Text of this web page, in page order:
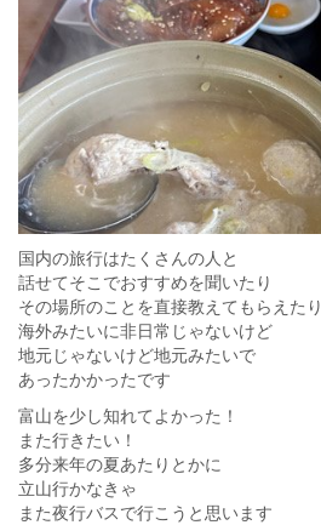
国内の旅行はたくさんの人と
話せてそこでおすすめを聞いたり
その場所のことを直接教えてもらえたり
海外みたいに非日常じゃないけど
地元じゃないけど地元みたいで
あったかかったです
富山を少し知れてよかった！
また行きたい！
多分来年の夏あたりとかに
立山行かなきゃ
また夜行バスで行こうと思います